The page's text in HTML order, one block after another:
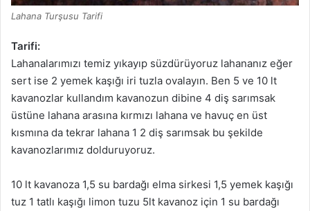
Lahana Turşusu Tarifi
Tarifi:
Lahanalarımızı temiz yıkayıp süzdürüyoruz lahananız eğer
sert ise 2 yemek kaşığı iri tuzla ovalayın. Ben 5 ve 10 lt
kavanozlar kullandım kavanozun dibine 4 diş sarımsak
üstüne lahana arasına kırmızı lahana ve havuç en üst
kısmına da tekrar lahana 1 2 diş sarımsak bu şekilde
kavanozlarımız dolduruyoruz.
10 lt kavanoza 1,5 su bardağı elma sirkesi 1,5 yemek kaşığı
tuz 1 tatlı kaşığı limon tuzu 5lt kavanoz için 1 su bardağı